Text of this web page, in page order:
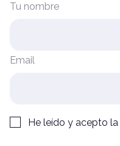
Tu nombre
Email
He leído y acepto la